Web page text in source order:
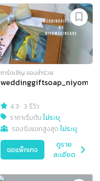
การ์ดเชิญ​ ของชำร่วย
weddinggiftsoap_niyom
4.3 · 3 รีวิว
ราคาเริ่มต้นไม่ระบุ
รองรับแขกสูงสุดไม่ระบุ
ขอแพ็กเกจ
ดูราย
ละเอียด